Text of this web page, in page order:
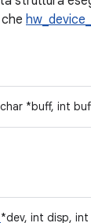
*buff, int
*dev, int disp,